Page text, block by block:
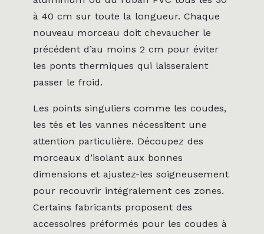
à 40 cm sur toute la longueur. Chaque
nouveau morceau doit chevaucher le
précédent d’au moins 2 cm pour éviter
les ponts thermiques qui laisseraient
passer le froid.
Les points singuliers comme les coudes,
les tés et les vannes nécessitent une
attention particulière. Découpez des
morceaux d’isolant aux bonnes
dimensions et ajustez-les soigneusement
pour recouvrir intégralement ces zones.
Certains fabricants proposent des
accessoires préformés pour les coudes à